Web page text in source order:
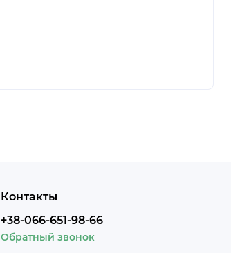
Контакты
+38-066-651-98-66
Обратный звонок